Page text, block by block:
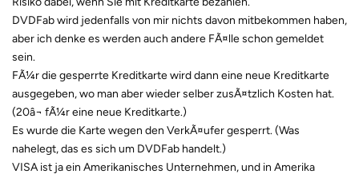
DVDFab wird jedenfalls von mir nichts davon mitbekommen haben,
aber ich denke es werden auch andere FÃ¤lle schon gemeldet
sein.
FÃ¼r die gesperrte Kreditkarte wird dann eine neue Kreditkarte
ausgegeben, wo man aber wieder selber zusÃ¤tzlich Kosten hat.
(20â¬ fÃ¼r eine neue Kreditkarte.)
Es wurde die Karte wegen den VerkÃ¤ufer gesperrt. (Was
nahelegt, das es sich um DVDFab handelt.)
VISA ist ja ein Amerikanisches Unternehmen, und in Amerika